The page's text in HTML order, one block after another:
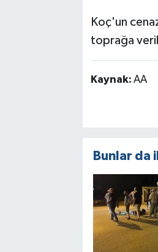
Koç'un
toprağa
Kaynak: AA
Bunlar da